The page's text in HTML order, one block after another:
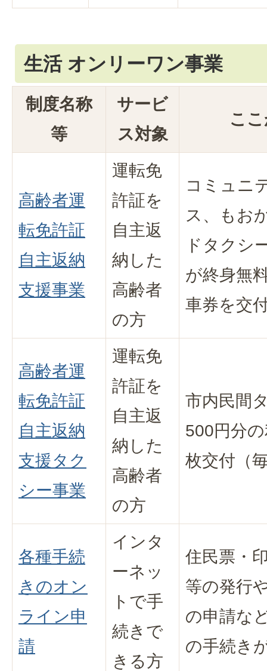
生活 オンリーワン事業
制度名称
等
サービ
ス対象
こ
高齢者運
転免許証
自主返納
支援事業
運転免
許証を
自主返
納した
高齢者
の方
コミュニ
ス、もお
ドタクシ
が終身無
車券を交
高齢者運
転免許証
自主返納
支援タク
シー事業
運転免
許証を
自主返
納した
高齢者
の方
市内民間
500円分
枚交付（
各種手続
きのオン
ライン申
請
インタ
ーネッ
トで手
続きで
きる方
住民票・
等の発行
の申請な
の手続き